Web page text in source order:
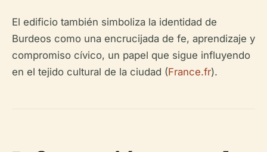
El edificio también simboliza la identidad de
Burdeos como una encrucijada de fe, aprendizaje y
compromiso cívico, un papel que sigue influyendo
en el tejido cultural de la ciudad (France.fr).